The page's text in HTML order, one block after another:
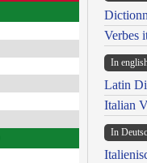
Verbes
In
Latin
Italian
In